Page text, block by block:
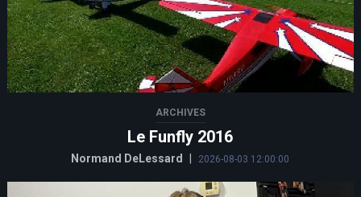
ARCHIVES
Le Funfly 2016
Normand DeLessard 2026-08-03 12:00:00